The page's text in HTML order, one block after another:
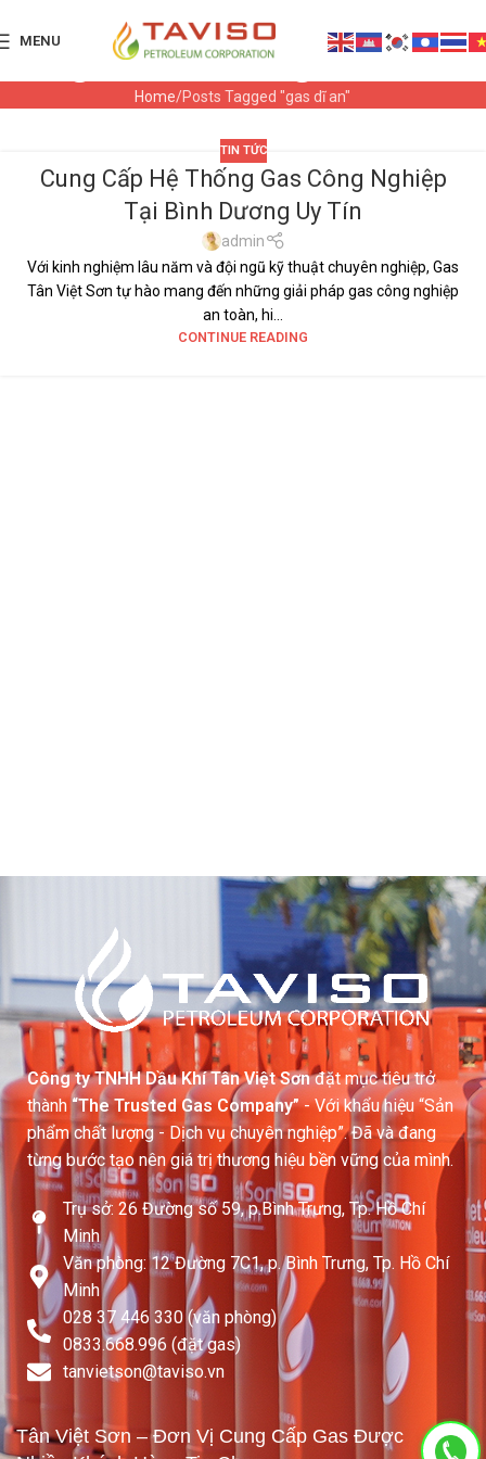
MENUTag Archives: gas dĩ an
Home Posts Tagged "gas dĩ an"
05
TIN TỨC
Cung Cấp Hệ Thống Gas Công Nghiệp
Tại Bình Dương Uy Tín
admin
Với kinh nghiệm lâu năm và đội ngũ kỹ thuật chuyên nghiệp, Gas
Tân Việt Sơn tự hào mang đến những giải pháp gas công nghiệp
an toàn, hi...
CONTINUE READING
Công ty TNHH Dầu Khí Tân Việt Sơnđặt mục tiêu trở
thành “The Trusted Gas Company”- Với khẩu hiệu “Sản
phẩm chất lượng - Dịch vụ chuyên nghiệp”. Đã và đang
từng bước tạo nên giá trị thương hiệu bền vững của mình.
Trụ sở: 26 Đường số 59, p.Bình Trưng, Tp. Hồ Chí
Minh
Văn phòng: 12 Đường 7C1, p. Bình Trưng, Tp. Hồ Chí
Minh
028 37 446 330 (văn phòng)
0833.668.996 (đặt gas)
tanvietson@taviso.vn​
Tân Việt Sơn – Đơn Vị Cung Cấp Gas Được